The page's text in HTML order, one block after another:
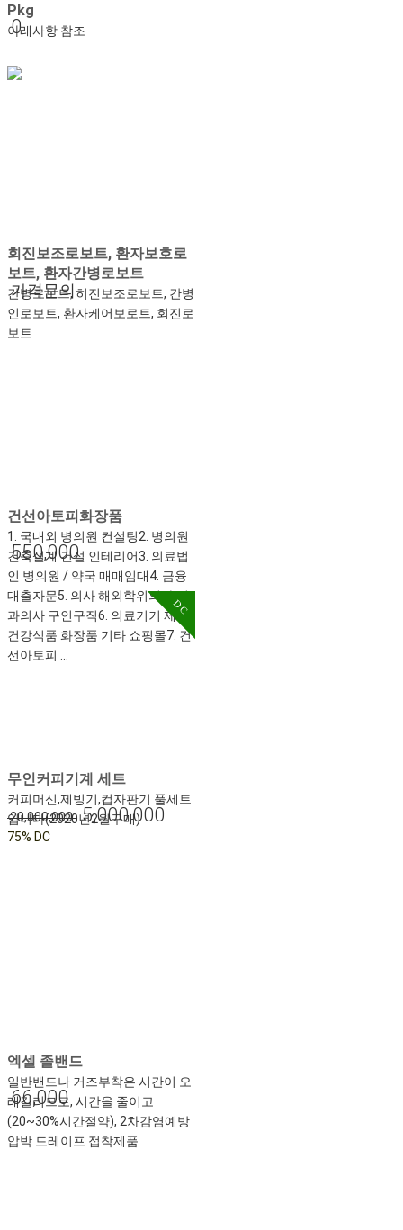
Pkg
아래사항 참조
0
회진보조로보트, 환자보호로
보트, 환자간병로보트
간병로보트, 히진보조로보트, 간병
인로보트, 환자케어보로트, 회진로
보트
가격문의
건선아토피화장품
1. 국내외 병의원 컨설팅2. 병의원
건축설계 건설 인테리어3. 의료법
인 병의원 / 약국 매매임대4. 금융
대출자문5. 의사 해외학위의사 치
과의사 구인구직6. 의료기기 제약
건강식품 화장품 기타 쇼핑몰7. 건
선아토피 …
550,000
DC
무인커피기계 세트
커피머신,제빙기,컵자판기 풀세트
입니다(2020년2월구매)
20,000,000 5,000,000
75% DC
엑셀 졸밴드
일반밴드나 거즈부착은 시간이 오
래걸리므로, 시간을 줄이고
(20~30%시간절약), 2차감염예방
압박 드레이프 접착제품
66,000